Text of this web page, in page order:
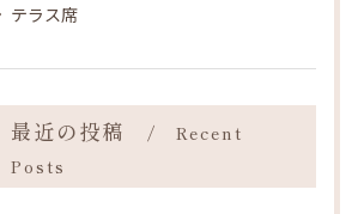
テラス席
最近の投稿
Recent
Posts